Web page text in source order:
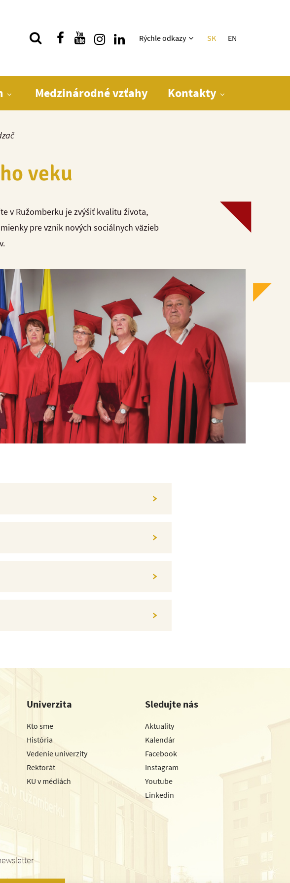
Rýchle menu
Rýchle odkazy SK EN
Medzinárodné vzťahy Kontakty
veku
v Ružomberku je zvýšiť kvalitu života,
pre vznik nových sociálnych väzieb
Univerzita
Kto sme
História
Vedenie univerzity
Rektorát
KU v médiách
Sledujte nás
Aktuality
Kalendár
Facebook
Instagram
Youtube
Linkedin